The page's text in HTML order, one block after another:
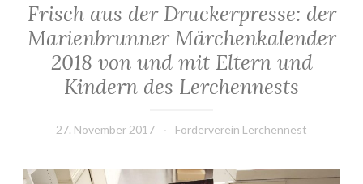
Frisch aus der Druckerpresse: der
Marienbrunner Märchenkalender
2018 von und mit Eltern und
Kindern des Lerchennests
27. November 2017 Förderverein Lerchennest